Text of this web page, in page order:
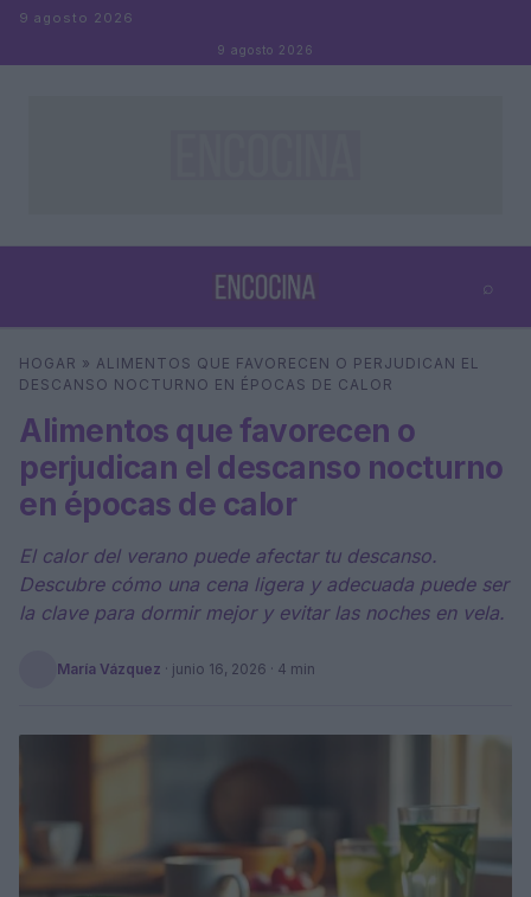
Saltar al contenido
9 agosto 2026
9 agosto 2026
⌕
Buscar ⌕
HOGAR » ALIMENTOS QUE FAVORECEN O PERJUDICAN EL
DESCANSO NOCTURNO EN ÉPOCAS DE CALOR
Alimentos que favorecen o
perjudican el descanso nocturno
en épocas de calor
El calor del verano puede afectar tu descanso.
Descubre cómo una cena ligera y adecuada puede ser
la clave para dormir mejor y evitar las noches en vela.
María Vázquez · junio 16, 2026 · 4 min